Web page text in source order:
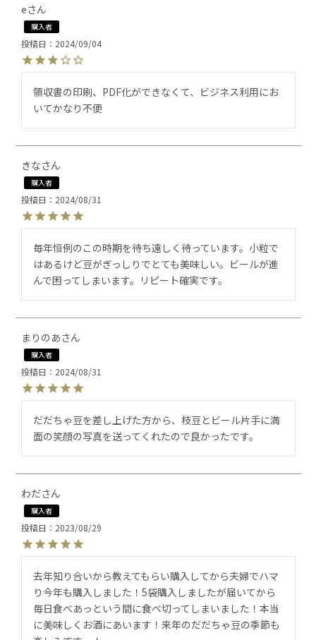
e
購入者
投稿日 2024/09/04
領収書の印刷、PDF化ができなくて、ビジネス利用にお
いてかなり不便
きな
購入者
投稿日 2024/08/31
毎年恒例のこの時期を待ち遠しく待っています。小粒で
はあるけど豆がぎっしりでとても美味しい。ビールが進
んで困ってしまいます。リピート確実です。
まりのあ
購入者
投稿日 2024/08/31
だだちゃ豆を差し上げた方から、枝豆とビール片手に満
面の笑顔の写真を送ってくれたので良かったです。
わだ
購入者
投稿日 2023/08/29
去年知り合いから教えてもらい購入してから夫婦でハマ
り今年も購入しました！5袋購入しましたが届いてから
毎日食べあっという間に食べ切ってしまいました！本当
に美味しくお酒にあいます！来年のだだちゃ豆の季節も